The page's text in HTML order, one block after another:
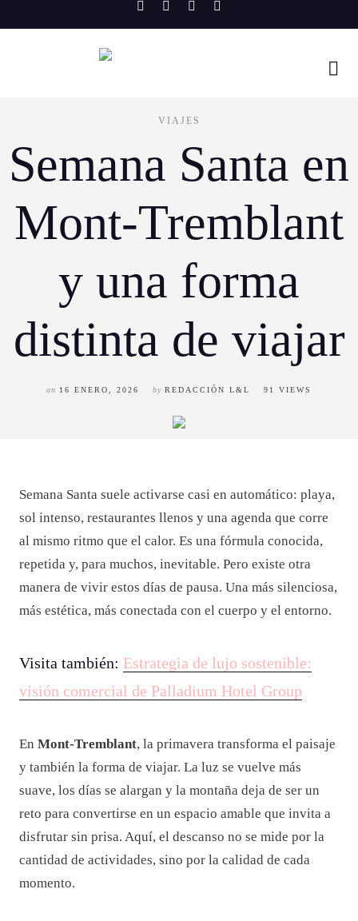
to
VIAJES
Semana Santa en
Mont-Tremblant
y una forma
distinta de viajar
on 16 ENERO, 2026 by REDACCIÓN L&L 91 VIEWS
Semana Santa suele activarse casi en automático: playa,
sol intenso, restaurantes llenos y una agenda que corre
al mismo ritmo que el calor. Es una fórmula conocida,
repetida y, para muchos, inevitable. Pero existe otra
manera de vivir estos días de pausa. Una más silenciosa,
más estética, más conectada con el cuerpo y el entorno.
Visita también: Estrategia de lujo sostenible:
visión comercial de Palladium Hotel Group
En Mont-Tremblant, la primavera transforma el paisaje
y también la forma de viajar. La luz se vuelve más
suave, los días se alargan y la montaña deja de ser un
reto para convertirse en un espacio amable que invita a
disfrutar sin prisa. Aquí, el descanso no se mide por la
cantidad de actividades, sino por la calidad de cada
momento.